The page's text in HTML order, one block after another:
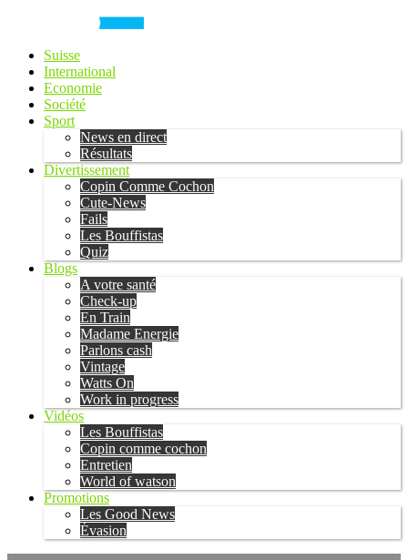
Suisse
International
Economie
Société
Sport
News en direct
Résultats
Divertissement
Copin Comme Cochon
Cute-News
Fails
Les Bouffistas
Quiz
Blogs
A votre santé
Check-up
En Train
Madame Energie
Parlons cash
Vintage
Watts On
Work in progress
Vidéos
Les Bouffistas
Copin comme cochon
Entretien
World of watson
Promotions
Les Good News
Évasion